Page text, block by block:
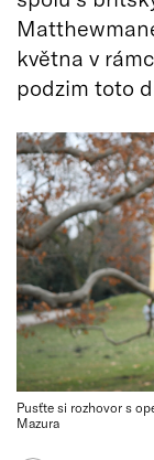
května v
podzim toto
Pusťte si rozhovor s
Mazura